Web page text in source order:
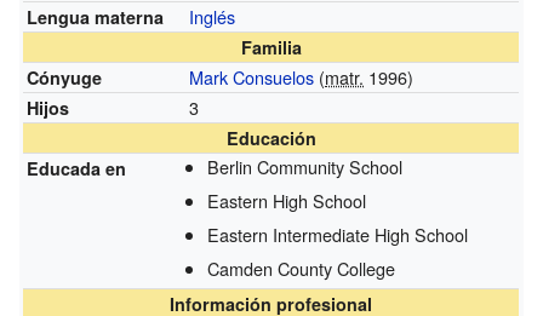
Lengua materna Inglés
Familia
Cónyuge
Mark Consuelos (matr. 1996)
Hijos 3
Educación
Educada en
Berlin Community School
Eastern High School
Eastern Intermediate High School
Camden County College
Información profesional